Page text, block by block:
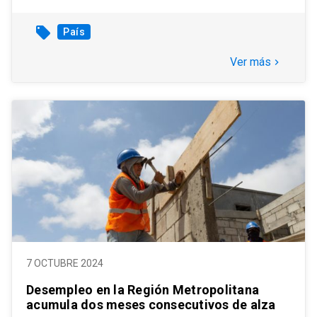
local_offer País
Ver más keyboard_arrow_right
7 OCTUBRE 2024
Desempleo en la Región Metropolitana
acumula dos meses consecutivos de alza